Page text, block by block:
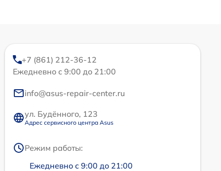
+7 (861) 212-36-12
Ежедневно с 9:00 до 21:00
info@asus-repair-center.ru
ул. Будённого, 123
Адрес сервисного центра Asus
Режим работы:
Ежедневно с 9:00 до 21:00